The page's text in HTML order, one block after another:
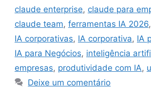
claude enterprise, claude para
claude team, ferramentas IA 2026,
IA corporativas, IA corporativa, IA
IA para Negócios, inteligência
empresas, produtividade com IA,
Deixe um comentário